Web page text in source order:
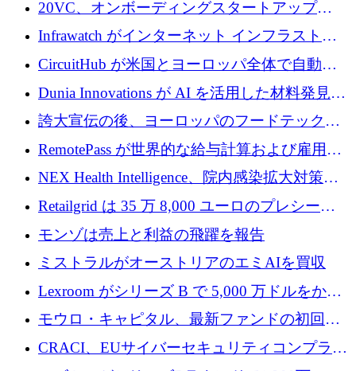
に 750 万ドルを調達
20VC、オンボーディングスタートアップ
Prelude へのシリーズ A 投資で 2,000 万ドルを
Infrawatch がインターネット インフラストラ
クチャ インテリジェンス向けに 300 万ドルの
プレシードを確保
CircuitHub が米国とヨーロッパ全体で自動電
子機器製造を拡大するために 2,800 万ドルを
Dunia Innovations が AI を活用した材料発見を
産業化するために 2 億 8,000 万ユーロのベル
リン GigaLab を発表
誇大宣伝の後、ヨーロッパのフードテックセ
クターはファンダメンタルズを中心に再構築
RemotePass が世界的な給与計算および雇用プ
ラットフォームを拡大するために 1,740 万ド
NEX Health Intelligence、院内感染拡大対策に
100万ユーロを確保
Retailgrid は 35 万 8,000 ユーロのプレシード
ラウンドで小売業のスプレッドシートをター
ゲットにしています
モンゾは売上と利益の飛躍を報告
ミストラルがオーストリアのエミAIを買収
Lexroom がシリーズ B で 5,000 万ドルをかけ
てヨーロッパ大陸法用の法律 AI を構築
モウロ・キャピタル、最新ファンドの初回ク
ローズで4億ドルを確保
CRACI、EUサイバーセキュリティコンプライ